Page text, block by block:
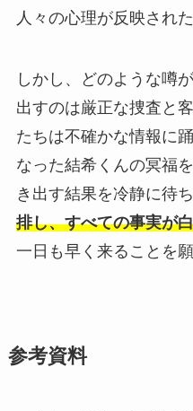
人々の心理が反映され
しかし、どのような噂
出すのは厳正な捜査と
たちは不確かな情報に
なった結希くんの冥福
き出す結果を冷静に待
排し、すべての事実が
一日も早く来ることを
参考資料